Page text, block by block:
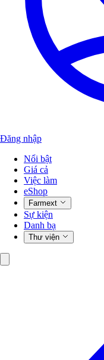
Đăng nhập
Nổi bật
Giá cả
Việc làm
eShop
Farmext
Sự kiện
Danh bạ
Thư viện